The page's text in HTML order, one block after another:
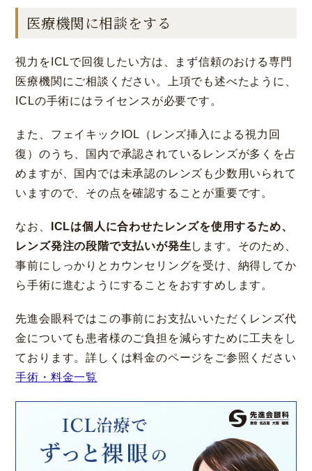
医療機関に相談をする
視力をICLで回復したい方は、まず信頼のおける専門
医療機関にご相談ください。上項でも述べたように、
ICLの手術にはライセンスが必要です。
また、フェイキックIOL（レンズ挿入による視力回
復）のうち、国内で承認されているレンズが多くを占
めますが、国内では未承認のレンズも少数用いられて
いますので、その点を確認することが重要です。
なお、
ICLは個人に合わせたレンズを使用するため、
レンズ発注の段階で支払いが発生します。そのため、
事前にしっかりとカウンセリングを受け、納得してか
ら手術に進むようにすることをおすすめします。
先進会眼科ではこの事前にお支払いいただくレンズ代
金についても患者様のご負担を減らすために工夫をし
ております。詳しくは料金のページをご参照ください
手術・料金一覧